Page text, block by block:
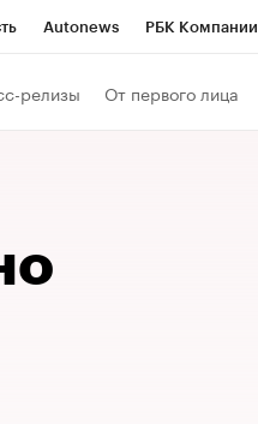
Autonews РБК Компании
релизы От первого лица